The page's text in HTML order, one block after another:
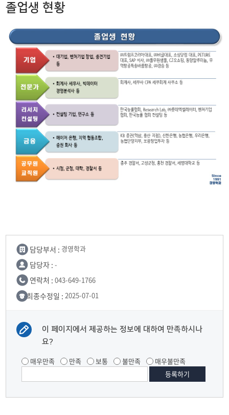
졸업생 현황
담당부서 : 경영학과
담당자 : -
연락처 : 043-649-1766
최종수정일 : 2025-07-01
이 페이지에서 제공하는 정보에 대하여 만족하시나
요?
매우만족 만족 보통 불만족 매우불만족